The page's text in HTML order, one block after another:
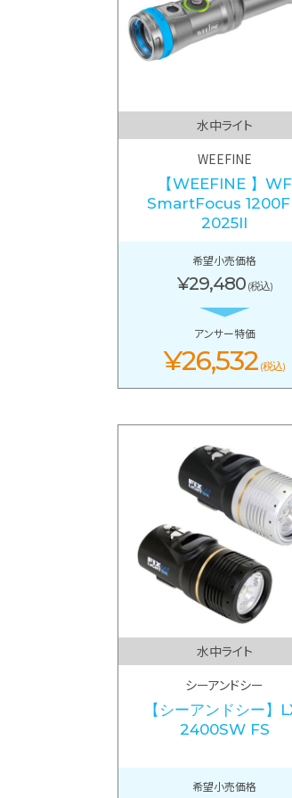
水中ライト
WEEFINE
【WEEFINE 】WF
SmartFocus
2025II
希望小売価格
¥29,480 (税込)
アンサー特価
¥26,532 (税込)
水中ライト
シーアンドシー
【シーアンドシー】
2400SW FS
希望小売価格